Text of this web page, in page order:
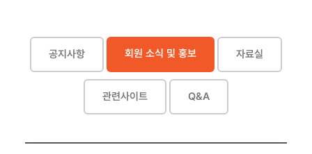
공지사항 회원 소식 및 홍보 자료실
관련사이트 Q&A